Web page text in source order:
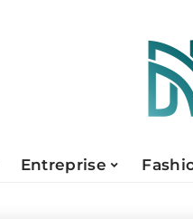
Entreprise